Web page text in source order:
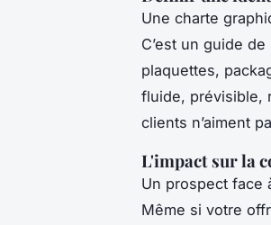
Une charte
C’est un guide
plaquettes,
fluide, prévisible,
clients n’aiment
L'impact sur la
Un prospect face
Même si votre